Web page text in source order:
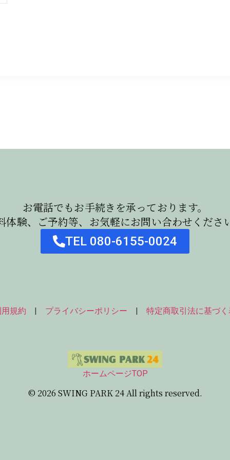
お電話でもお手続きを承っております。
体験、ご予約等、お気軽にお問い合わせくださ
TEL 080-6155-0024
規約 プライバシーポリシー 特定商取引法に基づ
ホームページTOP
© 2026 SWING PARK 24 All rights reserved.